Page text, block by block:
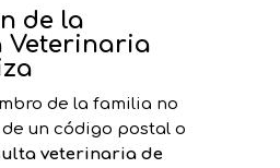
de la
Veterinaria
de la familia no
un código postal o
veterinaria de